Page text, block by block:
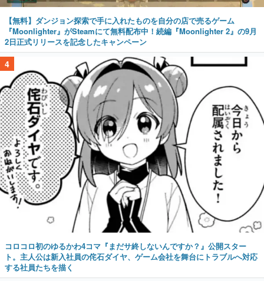
【無料】ダンジョン探索で手に入れたものを自分の店で売るゲーム
『Moonlighter』がSteamにて無料配布中！続編『Moonlighter 2』の9月
2日正式リリースを記念したキャンペーン
4
コロコロ初のゆるかわ4コマ『まだサ終しないんですか？』公開スター
ト。主人公は新入社員の侘石ダイヤ、ゲーム会社を舞台にトラブルへ対応
する社員たちを描く